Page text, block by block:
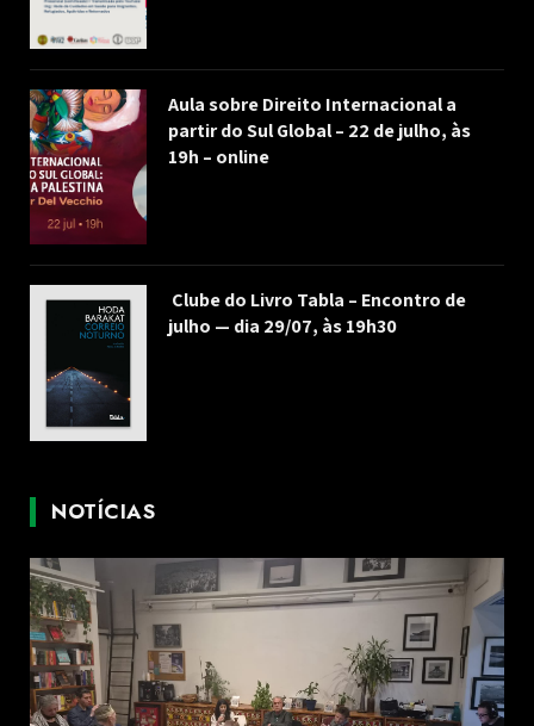
Aula sobre Direito Internacional a
partir do Sul Global – 22 de julho, às
19h – online
Clube do Livro Tabla – Encontro de
julho — dia 29/07, às 19h30
NOTÍCIAS